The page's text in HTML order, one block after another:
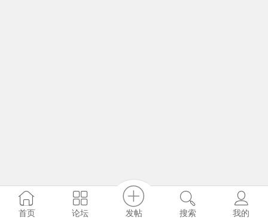
首页 论坛 发帖 搜索 我的